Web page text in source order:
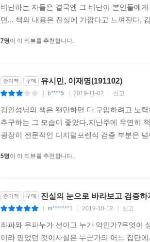
비난하는 자들은 결국엔 그 비난이 본인들에
면... 책의 내용은 진실에 가깝다고 느껴진다.
7명이 이 리뷰를 추천합니다.
종이책 구매 유시민, 이재명(191102)
b****5 2019-11-02 신고
김인성님의 책은 왠만하면 다 구입하려고 노
추구하는 그 모습이 좋았다.지난주에 우연히
굉장히 전문적인 디지털포렌식 검증 부분은
5명이 이 리뷰를 추천합니다.
종이책 구매 진실의 눈으로 바라보고 검증하
m*******1 2019-10-12 신고
좌파와 우파누가 선이고 누가 악인가?무엇이
이라 믿었던 것이사실은 누군가의 어느 집단